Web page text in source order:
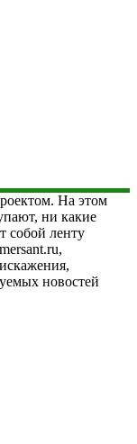
На этом
ни какие
собой ленту
новостей